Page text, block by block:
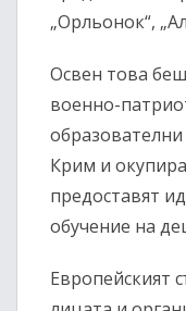
„Орльонок“,
Освен това
военно-
Крим и
предоставят
обучение на
Европейският